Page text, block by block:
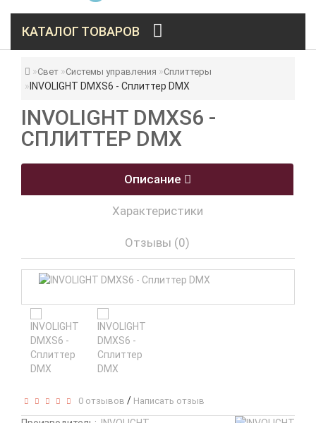
КАТАЛОГ ТОВАРОВ
Свет Системы управления Сплиттеры
INVOLIGHT DMXS6 - Сплиттер DMX
INVOLIGHT DMXS6 -
СПЛИТТЕР DMX
Описание
Характеристики
Отзывы (0)
0 отзывов / Написать отзыв